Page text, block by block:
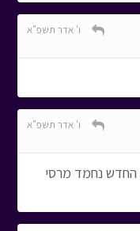
ו' אדר תשפ"א
ו' אדר תשפ"א
החדש נחמד מרסי